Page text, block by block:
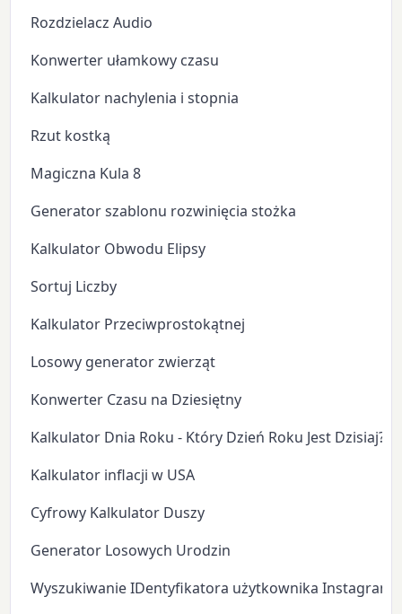
Rozdzielacz Audio
Konwerter ułamkowy czasu
Kalkulator nachylenia i stopnia
Rzut kostką
Magiczna Kula 8
Generator szablonu rozwinięcia stożka
Kalkulator Obwodu Elipsy
Sortuj Liczby
Kalkulator Przeciwprostokątnej
Losowy generator zwierząt
Konwerter Czasu na Dziesiętny
Kalkulator Dnia Roku - Który Dzień Roku Jest Dzisiaj?
Kalkulator inflacji w USA
Cyfrowy Kalkulator Duszy
Generator Losowych Urodzin
Wyszukiwanie IDentyfikatora użytkownika Instagram